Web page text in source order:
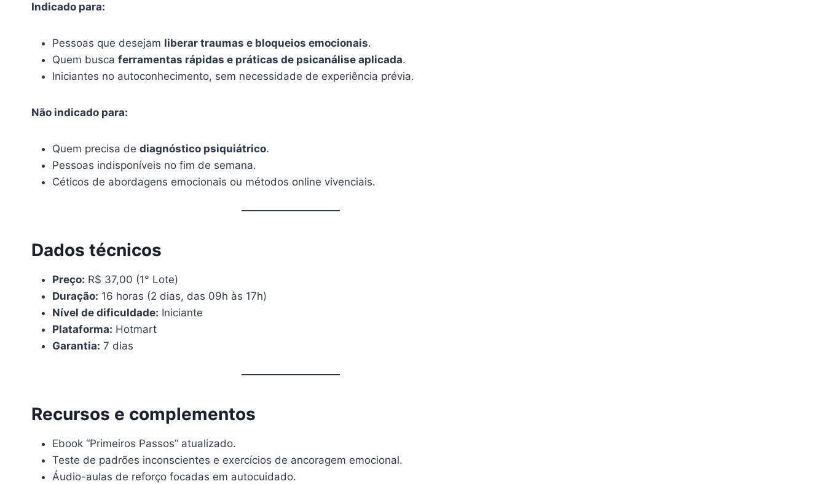
Indicado para:
Pessoas que desejam liberar traumas e bloqueios emocionais.
Quem busca ferramentas rápidas e práticas de psicanálise aplicada.
Iniciantes no autoconhecimento, sem necessidade de experiência prévia.
Não indicado para:
Quem precisa de diagnóstico psiquiátrico.
Pessoas indisponíveis no fim de semana.
Céticos de abordagens emocionais ou métodos online vivenciais.
Dados técnicos
Preço: R$ 37,00 (1° Lote)
Duração: 16 horas (2 dias, das 09h às 17h)
Nível de dificuldade: Iniciante
Plataforma: Hotmart
Garantia: 7 dias
Recursos e complementos
Ebook “Primeiros Passos” atualizado.
Teste de padrões inconscientes e exercícios de ancoragem emocional.
Áudio-aulas de reforço focadas em autocuidado.